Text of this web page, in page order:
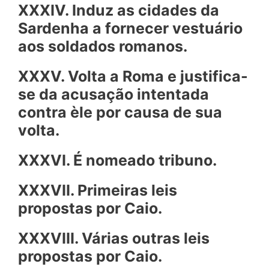
XXXIV. Induz as cidades da
Sardenha a fornecer vestuário
aos soldados romanos.
XXXV. Volta a Roma e justifica-
se da acusação intentada
contra èle por causa de sua
volta.
XXXVI. É nomeado tribuno.
XXXVII. Primeiras leis
propostas por Caio.
XXXVIII. Várias outras leis
propostas por Caio.